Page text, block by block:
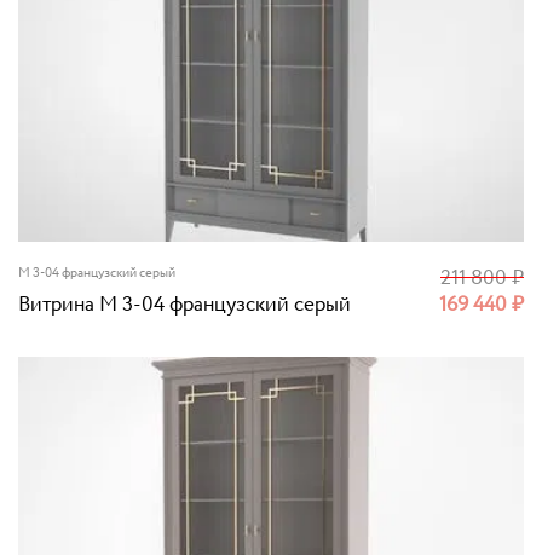
M 3-04 французский серый
Витрина M 3-04 французский серый 169 440₽
211 800₽